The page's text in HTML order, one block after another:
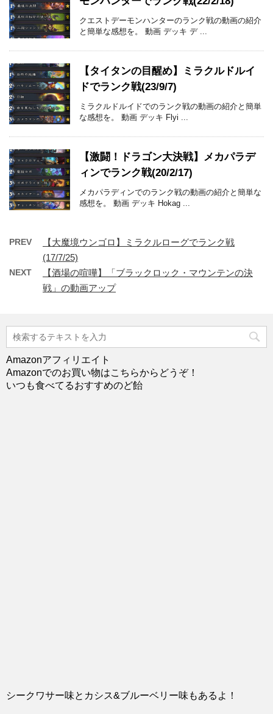
クエストデーモンハンターのランク戦の動画の紹介
と簡単な感想を。 動画 デッキ デ ...
【タイタンの目醒め】ミラクルドルイ
ドでランク戦(23/9/7)
ミラクルドルイドでのランク戦の動画の紹介と簡単
な感想を。 動画 デッキ Flyi ...
【激闘！ドラゴン大決戦】メカパラデ
ィンでランク戦(20/2/17)
メカパラディンでのランク戦の動画の紹介と簡単な
感想を。 動画 デッキ Hokag ...
PREV
【大魔境ウンゴロ】ミラクルローグでランク戦
(17/7/25)
NEXT
【酒場の喧嘩】「ブラックロック・マウンテンの決
戦」の動画アップ
Amazonアフィリエイト
Amazonでのお買い物はこちらからどうぞ！
いつも食べてるおすすめのど飴
シークワサー味とカシス&ブルーベリー味もあるよ！